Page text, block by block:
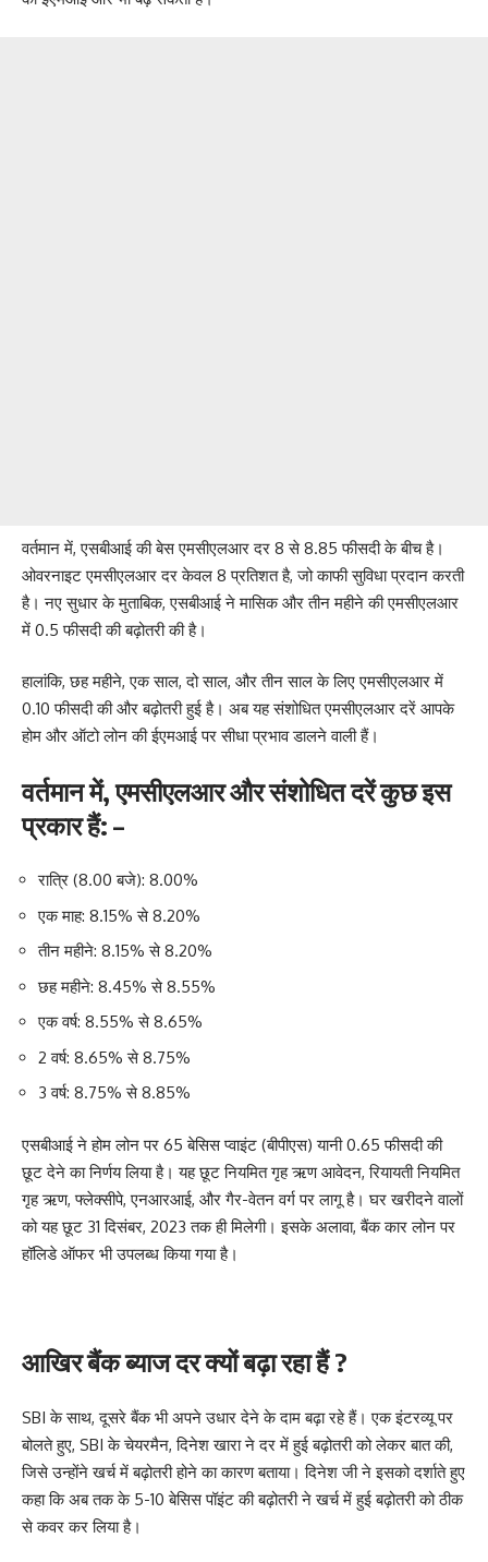
वर्तमान में, एसबीआई की बेस एमसीएलआर दर 8 से 8.85 फीसदी के बीच है।
ओवरनाइट एमसीएलआर दर केवल 8 प्रतिशत है, जो काफी सुविधा प्रदान करती
है। नए सुधार के मुताबिक, एसबीआई ने मासिक और तीन महीने की एमसीएलआर
में 0.5 फीसदी की बढ़ोतरी की है।
हालांकि, छह महीने, एक साल, दो साल, और तीन साल के लिए एमसीएलआर में
0.10 फीसदी की और बढ़ोतरी हुई है। अब यह संशोधित एमसीएलआर दरें आपके
होम और ऑटो लोन की ईएमआई पर सीधा प्रभाव डालने वाली हैं।
वर्तमान में, एमसीएलआर और संशोधित दरें कुछ इस
प्रकार हैं: –
रात्रि (8.00 बजे): 8.00%
एक माह: 8.15% से 8.20%
तीन महीने: 8.15% से 8.20%
छह महीने: 8.45% से 8.55%
एक वर्ष: 8.55% से 8.65%
2 वर्ष: 8.65% से 8.75%
3 वर्ष: 8.75% से 8.85%
एसबीआई ने होम लोन पर 65 बेसिस प्वाइंट (बीपीएस) यानी 0.65 फीसदी की
छूट देने का निर्णय लिया है। यह छूट नियमित गृह ऋण आवेदन, रियायती नियमित
गृह ऋण, फ्लेक्सीपे, एनआरआई, और गैर-वेतन वर्ग पर लागू है। घर खरीदने वालों
को यह छूट 31 दिसंबर, 2023 तक ही मिलेगी। इसके अलावा, बैंक कार लोन पर
हॉलिडे ऑफर भी उपलब्ध किया गया है।
आखिर बैंक ब्याज दर क्यों बढ़ा रहा हैं ?
SBI के साथ, दूसरे बैंक भी अपने उधार देने के दाम बढ़ा रहे हैं। एक इंटरव्यू पर
बोलते हुए, SBI के चेयरमैन, दिनेश खारा ने दर में हुई बढ़ोतरी को लेकर बात की,
जिसे उन्होंने खर्च में बढ़ोतरी होने का कारण बताया। दिनेश जी ने इसको दर्शाते हुए
कहा कि अब तक के 5-10 बेसिस पॉइंट की बढ़ोतरी ने खर्च में हुई बढ़ोतरी को ठीक
से कवर कर लिया है।